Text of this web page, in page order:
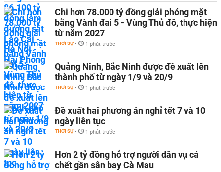
Chi hơn 78.000 tỷ đồng giải phóng mặt
bằng Vành đai 5 - Vùng Thủ đô, thực hiện
từ năm 2027
THỜI SỰ - 1 phút trước
Quảng Ninh, Bắc Ninh được đề xuất lên
thành phố từ ngày 1/9 và 20/9
THỜI SỰ - 1 phút trước
Đề xuất hai phương án nghỉ tết 7 và 10
ngày liên tục
THỜI SỰ - 1 phút trước
Hơn 2 tỷ đồng hỗ trợ người dân vụ cá
chết gần sân bay Cà Mau